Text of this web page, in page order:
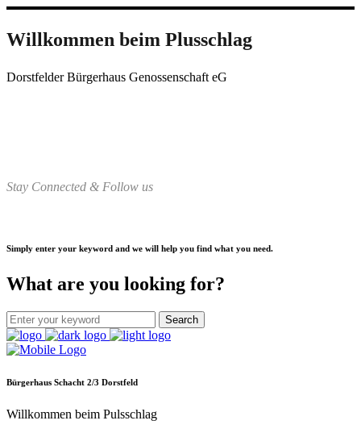
Willkommen beim Plusschlag
Dorstfelder Bürgerhaus Genossenschaft eG
Stay Connected & Follow us
Simply enter your keyword and we will help you find what you need.
What are you looking for?
Bürgerhaus Schacht 2/3 Dorstfeld
Willkommen beim Pulsschlag